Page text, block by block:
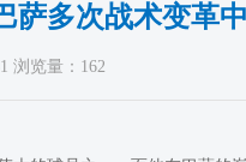
萨多次战术变革
浏览量：162